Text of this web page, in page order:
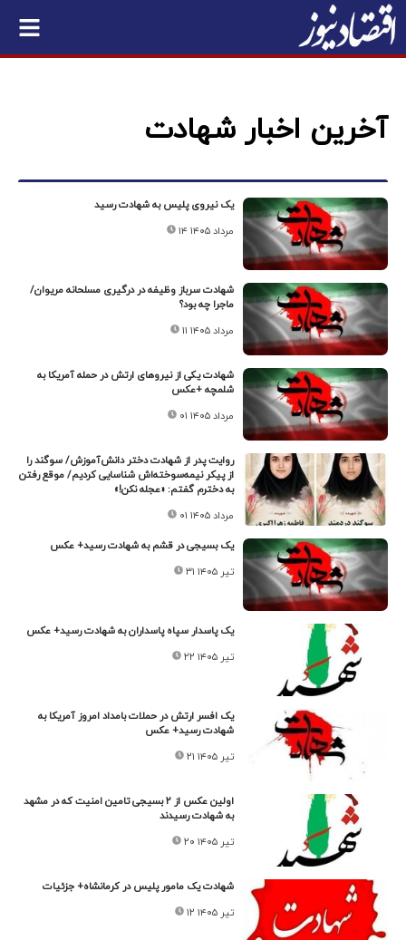
آخرین اخبار شهادت
یک نیروی پلیس به شهادت رسید
۱۴ مرداد ۱۴۰۵
شهادت سرباز وظیفه در درگیری مسلحانه مریوان/
ماجرا چه بود؟
۱۱ مرداد ۱۴۰۵
شهادت یکی از نیروهای ارتش در حمله آمریکا به
شلمچه +عکس
۰۱ مرداد ۱۴۰۵
روایت پدر از شهادت دختر دانش‌آموزش/ سوگند را
از پیکر نیمه‌سوخته‌اش شناسایی کردیم/ موقع رفتن
به دخترم گفتم: «عجله نکن!»
۰۱ مرداد ۱۴۰۵
یک بسیجی در قشم به شهادت رسید+ عکس
۳۱ تیر ۱۴۰۵
یک پاسدار سپاه پاسداران به شهادت رسید+ عکس
۲۲ تیر ۱۴۰۵
یک افسر ارتش در حملات بامداد امروز آمریکا به
شهادت رسید+ عکس
۲۱ تیر ۱۴۰۵
اولین عکس از ۲ بسیجی تامین امنیت که در مشهد
به شهادت رسیدند
۲۰ تیر ۱۴۰۵
شهادت یک مامور پلیس در کرمانشاه+ جزئیات
۱۲ تیر ۱۴۰۵